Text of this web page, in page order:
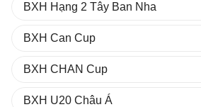
BXH Hạng 2 Tây Ban Nha
BXH Can Cup
BXH CHAN Cup
BXH U20 Châu Á